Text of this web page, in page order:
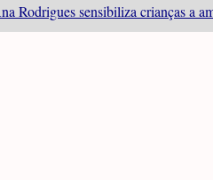
Rodrigues sensibiliza crianças a